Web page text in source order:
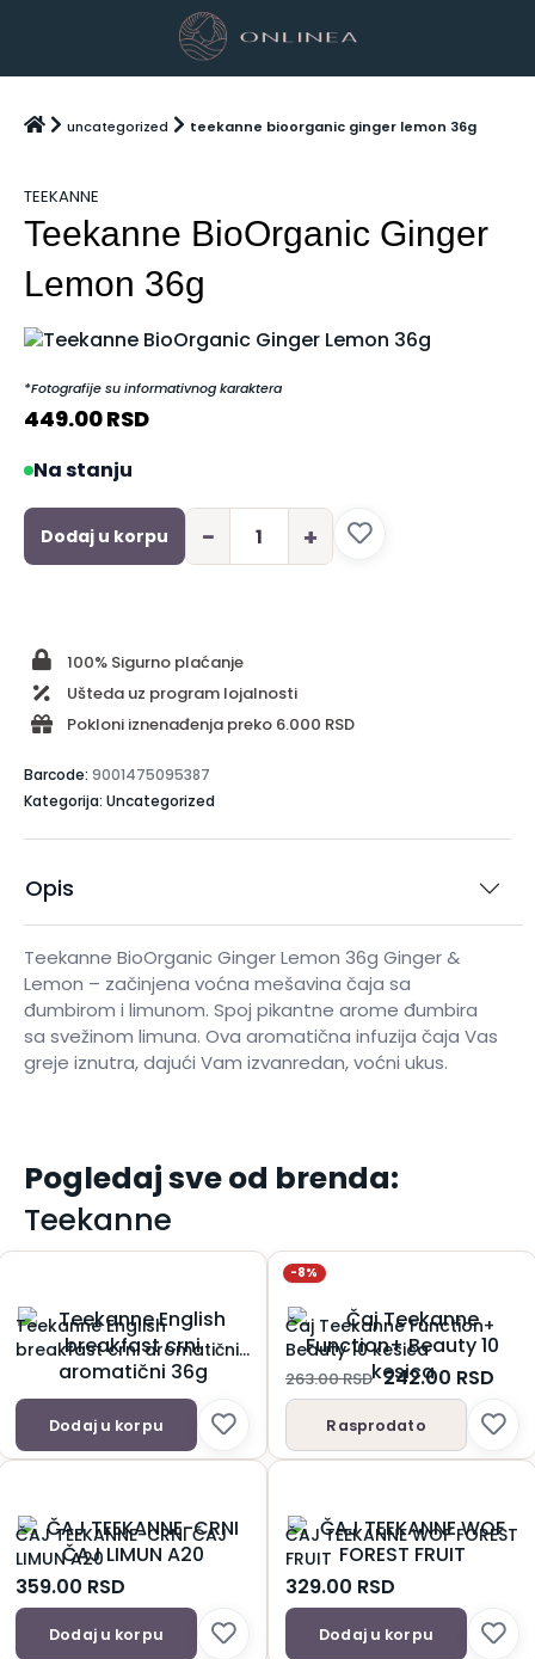
uncategorized teekanne bioorganic ginger lemon 36g
TEEKANNE
Teekanne BioOrganic Ginger
Lemon 36g
*Fotografije su informativnog karaktera
449.00RSD
Na stanju
− +
Dodaj u korpu
100% Sigurno plaćanje
Ušteda uz program lojalnosti
Pokloni iznenađenja preko 6.000 RSD
Barcode: 9001475095387
Kategorija: Uncategorized
Opis
Teekanne BioOrganic Ginger Lemon 36g Ginger &
Lemon – začinjena voćna mešavina čaja sa
đumbirom i limunom. Spoj pikantne arome đumbira
sa svežinom limuna. Ova aromatična infuzija čaja Vas
greje iznutra, dajući Vam izvanredan, voćni ukus.
Pogledaj sve od brenda:
Teekanne
Teekanne English
breakfast crni aromatični
Dodaj u korpu
-8%
Čaj Teekanne Function+
Beauty 10 kesica
263.00RSD 242.00 RSD
Rasprodato
ČAJ TEEKANNE-CRNI ČAJ
LIMUN A20
359.00 RSD
Dodaj u korpu
ČAJ TEEKANNE WOF FOREST
FRUIT
329.00 RSD
Dodaj u korpu